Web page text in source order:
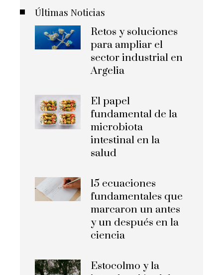
Últimas Noticias
Retos y soluciones
para ampliar el
sector industrial en
Argelia
El papel
fundamental de la
microbiota
intestinal en la
salud
15 ecuaciones
fundamentales que
marcaron un antes
y un después en la
ciencia
Estocolmo y la